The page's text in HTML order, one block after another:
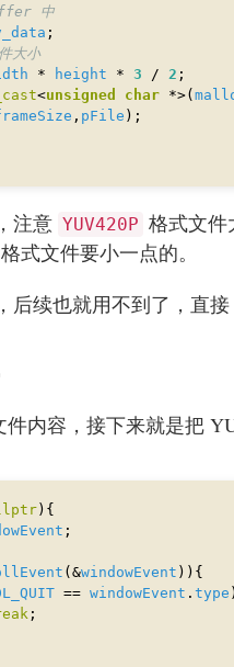
* height * 3 / 2
<unsigned char *>(
, pFile
注意 YUV420P 格式文
格式文件要小一点的。
后续也就用不到了，直
内容，接下来就是把
(&windowEvent
== windowEvent . type